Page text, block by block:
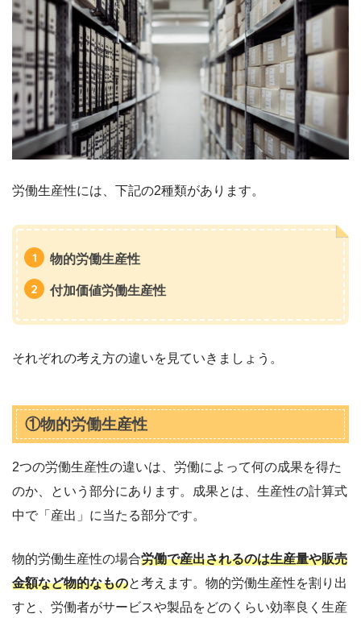
労働生産性には、下記の2種類があります。
物的労働生産性
付加価値労働生産性
それぞれの考え方の違いを見ていきましょう。
①物的労働生産性
2つの労働生産性の違いは、労働によって何の成果を得た
のか、という部分にあります。成果とは、生産性の計算式
中で「産出」に当たる部分です。
物的労働生産性の場合労働で産出されるのは生産量や販売
金額など物的なものと考えます。物的労働生産性を割り出
すと、労働者がサービスや製品をどのくらい効率良く生産